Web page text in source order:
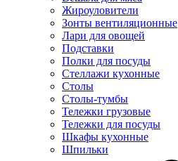
Жироуловители
Зонты вентиляционные
Лари для овощей
Подставки
Полки для посуды
Стеллажи кухонные
Столы
Столы-тумбы
Тележки грузовые
Тележки для посуды
Шкафы кухонные
Шпильки